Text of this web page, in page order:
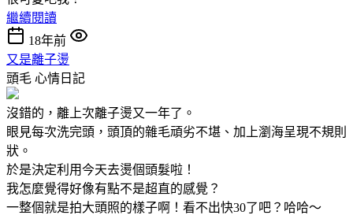
繼續閱讀
18年前
又是離子燙
頭毛 心情日記
沒錯的，離上次離子燙又一年了。
眼見每次洗完頭，頭頂的雜毛頑劣不堪、加上瀏海呈現不規則
狀。
於是決定利用今天去燙個頭髮啦！
我怎麼覺得好像有點不是超直的感覺？
一整個就是拍大頭照的樣子啊！看不出快30了吧？哈哈～